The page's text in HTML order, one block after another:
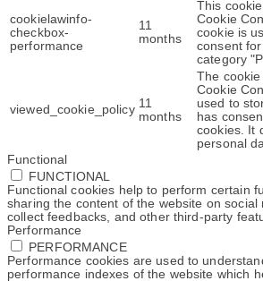
cookielawinfo-
checkbox-
performance
11
months
This
Cookie
cookie is
consent
category
viewed_cookie_policy 11
months
The
Cookie
used to
has
cookies. It
personal
Functional
FUNCTIONAL
Functional cookies help to perform certain
sharing the content of the website on social
collect feedbacks, and other third-party
Performance
PERFORMANCE
Performance cookies are used to
performance indexes of the website which